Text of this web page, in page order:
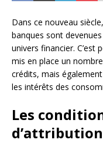
Dans ce nouveau
banques sont
univers financier. C’est
mis en place un
crédits, mais
les intérêts des
Les